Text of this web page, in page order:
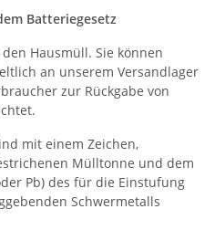
Batteriegesetz
Hausmüll. Sie können
an unserem Versandlager
zur Rückgabe von
mit einem Zeichen,
Mülltonne und dem
Pb) des für die Einstufung
Schwermetalls